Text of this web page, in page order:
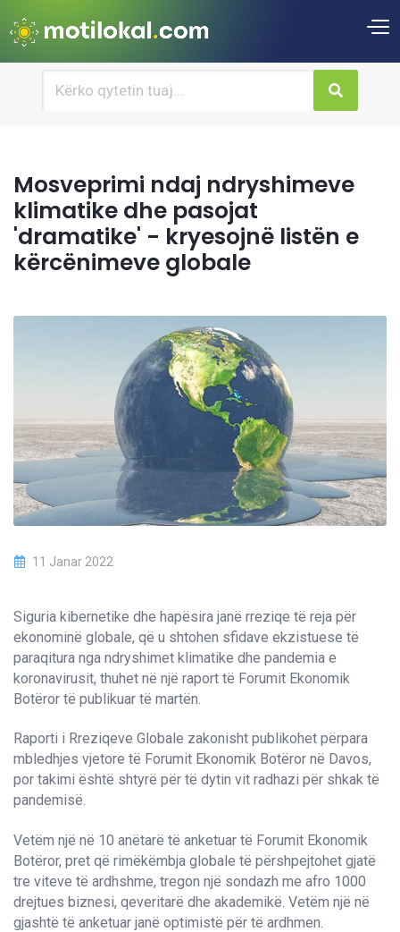
Mosveprimi ndaj ndryshimeve
klimatike dhe pasojat
'dramatike' - kryesojnë listën e
kërcënimeve globale
11 Janar 2022
Siguria kibernetike dhe hapësira janë rreziqe të reja për
ekonominë globale, që u shtohen sfidave ekzistuese të
paraqitura nga ndryshimet klimatike dhe pandemia e
koronavirusit, thuhet në një raport të Forumit Ekonomik
Botëror të publikuar të martën.
Raporti i Rreziqeve Globale zakonisht publikohet përpara
mbledhjes vjetore të Forumit Ekonomik Botëror në Davos,
por takimi është shtyrë për të dytin vit radhazi për shkak të
pandemisë.
Vetëm një në 10 anëtarë të anketuar të Forumit Ekonomik
Botëror, pret që rimëkëmbja globale të përshpejtohet gjatë
tre viteve të ardhshme, tregon një sondazh me afro 1000
drejtues biznesi, qeveritarë dhe akademikë. Vetëm një në
gjashtë të anketuar janë optimistë për të ardhmen.